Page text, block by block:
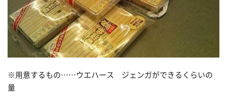
※用意するもの……ウエハース ジェンガができるくらいの
量